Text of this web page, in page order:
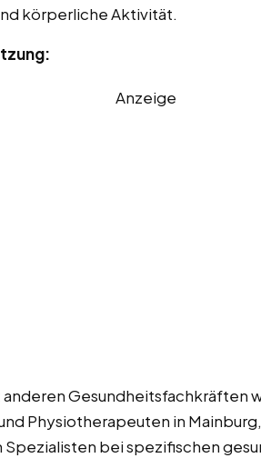
körperliche Aktivität.
Anzeige
Gesundheitsfachkräften
Physiotherapeuten in
bei spezifischen